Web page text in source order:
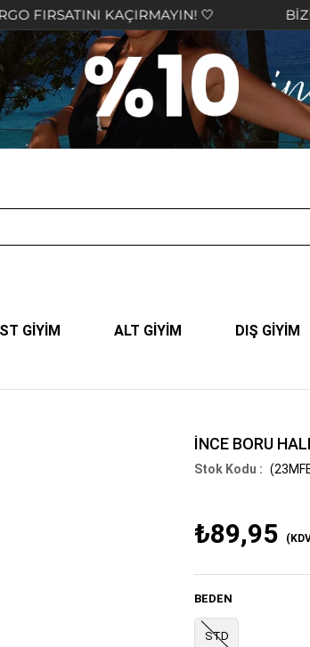
KAÇIRMAYIN! 🤍 BİZİ TERCİH
GİYİM ALT GİYİM DIŞ GİYİM
İNCE BORU
₺89,95
BEDEN
STD